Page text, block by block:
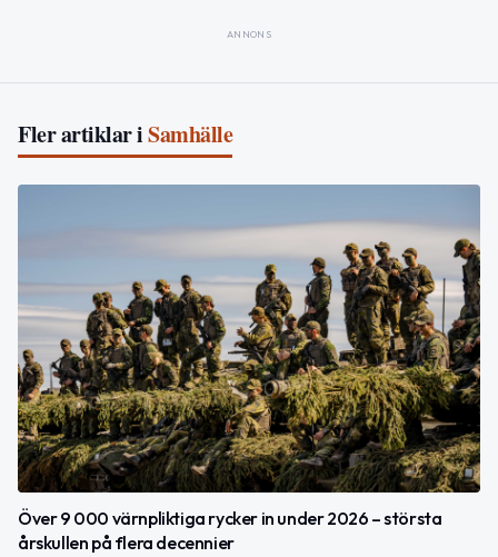
ANNONS
Fler artiklar iSamhälle
Över 9 000 värnpliktiga rycker in under 2026 – största
årskullen på flera decennier